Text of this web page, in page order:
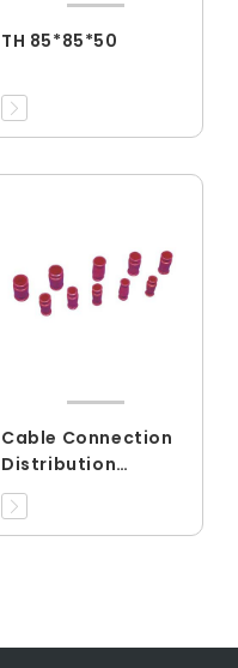
TH 85*85*50
Cable Connection
Distribution
Equipment